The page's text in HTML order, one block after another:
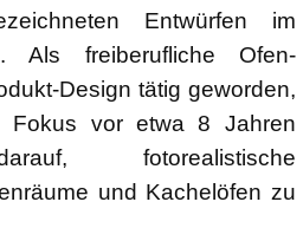
Entwürfen im
Als freiberufliche Ofen-
Design tätig geworden,
Fokus vor etwa 8 Jahren
fotorealistische
und Kachelöfen zu